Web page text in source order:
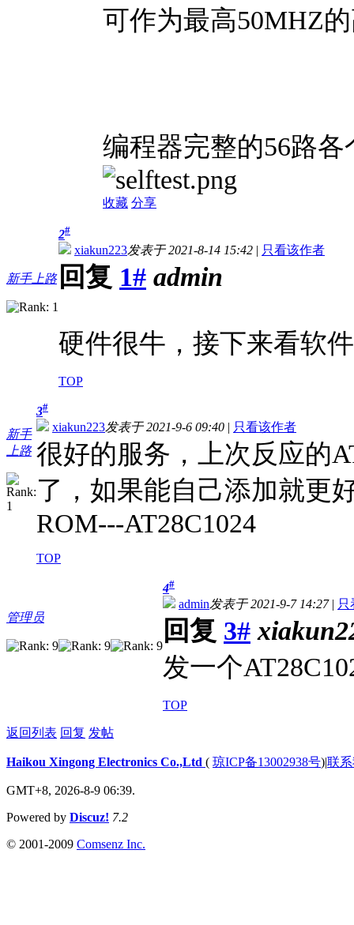
可作为最高50MHZ
编程器完整的56路
收藏 分享
新手上路
2#
xiakun223发表于 2021-8-14 15:42 | 只看该作者
回复 1# admin
硬件很牛，接下来看软
TOP
新手
上路
3#
xiakun223发表于 2021-9-6 09:40 | 只看该作者
很好的服务，上次反应的
了，如果能自己添加就更
ROM---AT28C1024
TOP
管理员
4#
admin发表于 2021-9-7 14:27| 只
回复 3#
发一个
TOP
返回列表 回复 发帖
Haikou Xingong Electronics Co.,Ltd ( 琼ICP备13002938号)|联
GMT+8, 2026-8-9 06:39.
Powered by Discuz! 7.2
© 2001-2009 Comsenz Inc.